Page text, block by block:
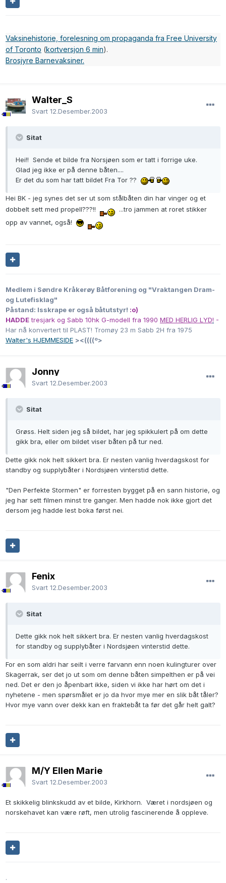
Vaksinehistorie, forelesning om propaganda fra Free University
of Toronto (kortversjon 6 min).
Brosjyre Barnevaksiner.
Walter_S
Svart 12.Desember.2003
Sitat
Hei!! Sende et bilde fra Norsjøen som er tatt i forrige uke.
Glad jeg ikke er på denne båten....
Er det du som har tatt bildet Fra Tor ??
Hei BK - jeg synes det ser ut som stålbåten din har vinger og et
dobbelt sett med propell???!!
...tro jammen at roret stikker
opp av vannet, også!
Medlem i Søndre Kråkerøy Båtforening og "Vraktangen Dram-
og Lutefisklag"
Påstand: Isskrape er også båtutstyr! :o)
HADDEtresjark og Sabb 10hk G-modell fra 1990 MED HERLIG LYD! -
Har nå konvertert til PLAST! Tromøy 23 m Sabb 2H fra 1975
Walter's HJEMMESIDE ><((((º>
Jonny
Svart 12.Desember.2003
Sitat
Grøss. Helt siden jeg så bildet, har jeg spikkulert på om dette
gikk bra, eller om bildet viser båten på tur ned.
Dette gikk nok helt sikkert bra. Er nesten vanlig hverdagskost for
standby og supplybåter i Nordsjøen vinterstid dette.
"Den Perfekte Stormen" er forresten bygget på en sann historie, og
jeg har sett filmen minst tre ganger. Men hadde nok ikke gjort det
dersom jeg hadde lest boka først nei.
Fenix
Svart 12.Desember.2003
Sitat
Dette gikk nok helt sikkert bra. Er nesten vanlig hverdagskost
for standby og supplybåter i Nordsjøen vinterstid dette.
For en som aldri har seilt i verre farvann enn noen kulingturer over
Skagerrak, ser det jo ut som om denne båten simpelthen er på vei
ned. Det er den jo åpenbart ikke, siden vi ikke har hørt om det i
nyhetene - men spørsmålet er jo da hvor mye mer en slik båt tåler?
Hvor mye vann over dekk kan en fraktebåt ta før det går helt galt?
M/Y Ellen Marie
Svart 12.Desember.2003
Et skikkelig blinkskudd av et bilde, Kirkhorn. Været i nordsjøen og
norskehavet kan være røft, men utrolig fascinerende å oppleve.
.